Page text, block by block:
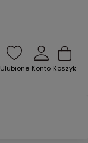
Koszyk
Konto
Ulubione